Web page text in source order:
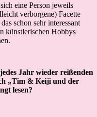
eine Person jeweils
verborgene) Facette
schon sehr interessant
künstlerischen Hobbys
Jahr wieder reißenden
„Tim & Keiji und der
lesen?